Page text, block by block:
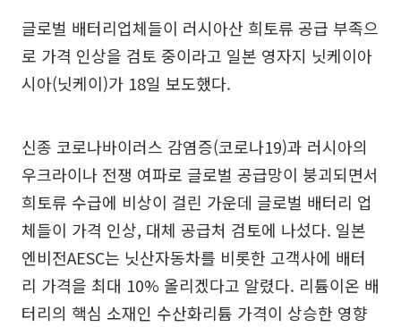
글로벌 배터리업체들이 러시아산 희토류 공급 부족으
로 가격 인상을 검토 중이라고 일본 영자지 닛케이아
시아(닛케이)가 18일 보도했다.
신종 코로나바이러스 감염증(코로나19)과 러시아의
우크라이나 전쟁 여파로 글로벌 공급망이 붕괴되면서
희토류 수급에 비상이 걸린 가운데 글로벌 배터리 업
체들이 가격 인상, 대체 공급처 검토에 나섰다. 일본
엔비전AESC는 닛산자동차를 비롯한 고객사에 배터
리 가격을 최대 10% 올리겠다고 알렸다. 리튬이온 배
터리의 핵심 소재인 수산화리튬 가격이 상승한 영향